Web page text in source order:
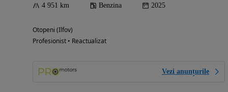
4 951 km Benzina 2025
Otopeni (Ilfov)
Profesionist • Reactualizat
Vezi anunțurile